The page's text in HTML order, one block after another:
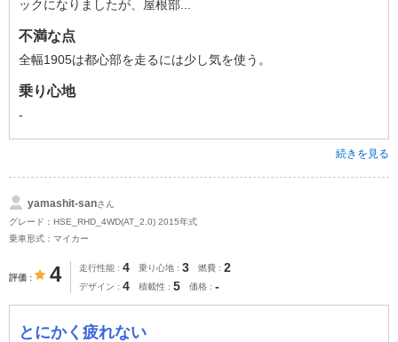
ックになりましたが、屋根部...
不満な点
全幅1905は都心部を走るには少し気を使う。
乗り心地
-
続きを見る
yamashit-sanさん
グレード：HSE_RHD_4WD(AT_2.0) 2015年式
乗車形式：マイカー
評価 4 走行性能 4 乗り心地 3 燃費 2
デザイン 4 積載性 5 価格 -
とにかく疲れない